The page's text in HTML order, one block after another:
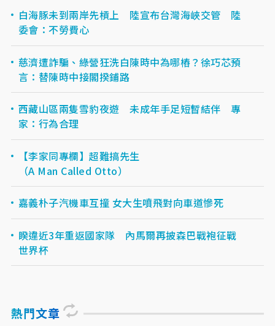
白海豚未到兩岸先槓上 陸宣布台灣海峽交管 陸
委會：不勞費心
慈濟遭詐騙、綠營狂洗白陳時中為哪樁？徐巧芯預
言：替陳時中接閣揆鋪路
西藏山區兩隻雪豹夜遊 未成年手足短暫結伴 專
家：行為合理
【李家同專欄】超難搞先生
（A Man Called Otto）
嘉義朴子汽機車互撞 女大生噴飛對向車道慘死
睽違近3年重返國家隊 內馬爾再披森巴戰袍征戰
世界杯
熱門文章